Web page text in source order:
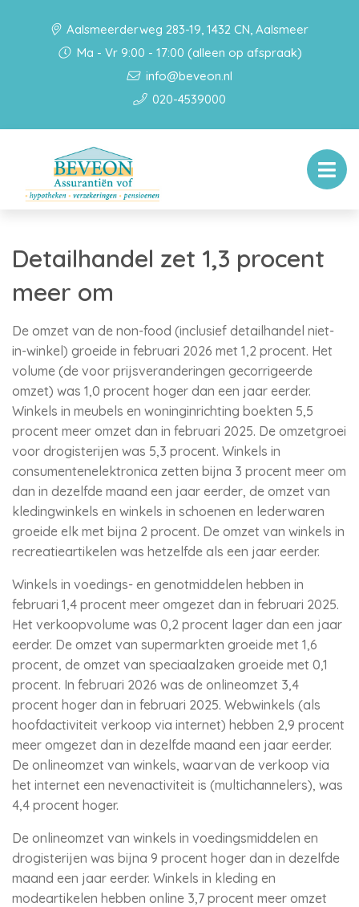
Aalsmeerderweg 283-19, 1432 CN, Aalsmeer
Ma - Vr 9:00 - 17:00 (alleen op afspraak)
info@beveon.nl
020-4539000
Detailhandel zet 1,3 procent
meer om
De omzet van de non-food (inclusief detailhandel niet-
in-winkel) groeide in februari 2026 met 1,2 procent. Het
volume (de voor prijsveranderingen gecorrigeerde
omzet) was 1,0 procent hoger dan een jaar eerder.
Winkels in meubels en woninginrichting boekten 5,5
procent meer omzet dan in februari 2025. De omzetgroei
voor drogisterijen was 5,3 procent. Winkels in
consumentenelektronica zetten bijna 3 procent meer om
dan in dezelfde maand een jaar eerder, de omzet van
kledingwinkels en winkels in schoenen en lederwaren
groeide elk met bijna 2 procent. De omzet van winkels in
recreatieartikelen was hetzelfde als een jaar eerder.
Winkels in voedings- en genotmiddelen hebben in
februari 1,4 procent meer omgezet dan in februari 2025.
Het verkoopvolume was 0,2 procent lager dan een jaar
eerder. De omzet van supermarkten groeide met 1,6
procent, de omzet van speciaalzaken groeide met 0,1
procent. In februari 2026 was de onlineomzet 3,4
procent hoger dan in februari 2025. Webwinkels (als
hoofdactiviteit verkoop via internet) hebben 2,9 procent
meer omgezet dan in dezelfde maand een jaar eerder.
De onlineomzet van winkels, waarvan de verkoop via
het internet een nevenactiviteit is (multichannelers), was
4,4 procent hoger.
De onlineomzet van winkels in voedingsmiddelen en
drogisterijen was bijna 9 procent hoger dan in dezelfde
maand een jaar eerder. Winkels in kleding en
modeartikelen hebben online 3,7 procent meer omzet